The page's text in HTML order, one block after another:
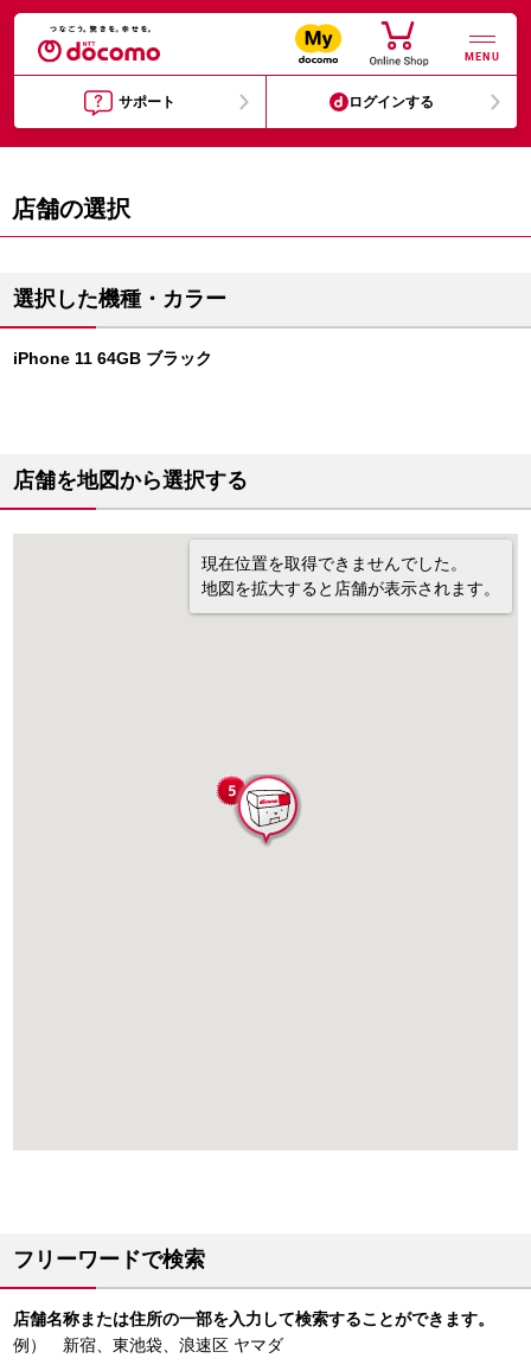
MENU
サポート ログインする
店舗の選択
選択した機種・カラー
iPhone 11 64GB ブラック
店舗を地図から選択する
現在位置を取得できませんでした。
地図を拡大すると店舗が表示されます。
フリーワードで検索
店舗名称または住所の一部を入力して検索することができます。
例） 新宿、東池袋、浪速区 ヤマダ